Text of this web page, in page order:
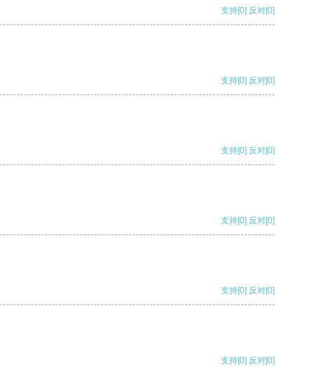
支持[0] 反对[0]
支持[0] 反对[0]
支持[0] 反对[0]
支持[0] 反对[0]
支持[0] 反对[0]
支持[0] 反对[0]